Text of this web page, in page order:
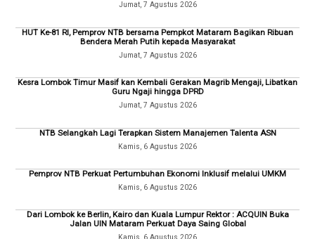
Jumat, 7 Agustus 2026
HUT Ke-81 RI, Pemprov NTB bersama Pempkot Mataram Bagikan Ribuan
Bendera Merah Putih kepada Masyarakat
Jumat, 7 Agustus 2026
Kesra Lombok Timur Masif kan Kembali Gerakan Magrib Mengaji, Libatkan
Guru Ngaji hingga DPRD
Jumat, 7 Agustus 2026
NTB Selangkah Lagi Terapkan Sistem Manajemen Talenta ASN
Kamis, 6 Agustus 2026
Pemprov NTB Perkuat Pertumbuhan Ekonomi Inklusif melalui UMKM
Kamis, 6 Agustus 2026
Dari Lombok ke Berlin, Kairo dan Kuala Lumpur Rektor : ACQUIN Buka
Jalan UIN Mataram Perkuat Daya Saing Global